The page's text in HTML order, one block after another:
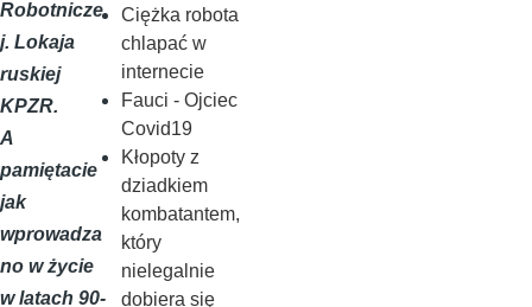
Robotnicze
j. Lokaja
ruskiej
KPZR.
A
pamiętacie
jak
wprowadza
no w życie
w latach 90-
Ciężka robota
chlapać w
internecie
Fauci - Ojciec
Covid19
Kłopoty z
dziadkiem
kombatantem,
który
nielegalnie
dobiera się